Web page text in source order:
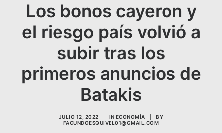
FINANCIAMIENTO PYME
CONTACTO
Los bonos cayeron y
el riesgo país volvió a
subir tras los
primeros anuncios de
Batakis
JULIO 12, 2022 IN ECONOMÍA
BY
FACUNDOESQUIVEL01@GMAIL.COM